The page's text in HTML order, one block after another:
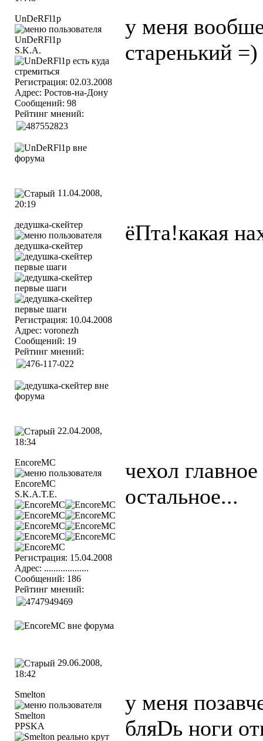
UnDeRFl1p
S.K.A.
Регистрация: 02.03.2008
Адрес: Ростов-на-Дону
Сообщений: 98
Рейтинг мнений:
у меня
старенький =)
11.04.2008,
20:19
дедушка-скейтер
Регистрация: 10.04.2008
Адрес: voronezh
Сообщений: 19
Рейтинг мнений:
ёПта!какая
22.04.2008,
18:34
EncoreMC
S.K.A.T.E.
Регистрация: 15.04.2008
Адрес: ...................
Сообщений: 186
Рейтинг мнений:
чехол
остальное...
29.06.2008,
18:42
Smelton
PPSKA
у меня
бляDь ноги